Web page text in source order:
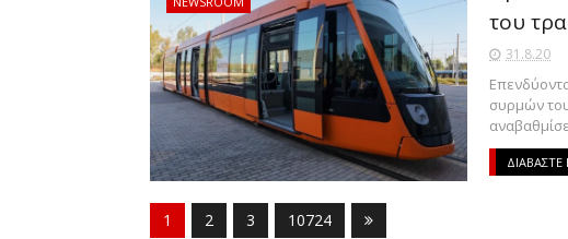
του
31.8.20
συρμών
ΔΙΑΒΑΣΤΕ
1 2 3 10724